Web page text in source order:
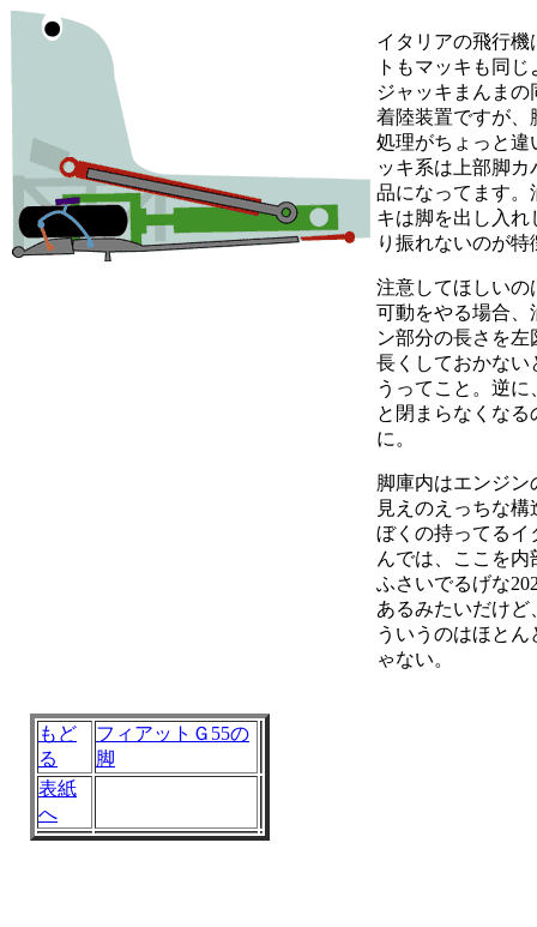
イタリアの飛行機
トもマッキも同
ジャッキまんまの
着陸装置ですが、
処理がちょっと違
ッキ系は上部脚カ
品になってます。
キは脚を出し入れ
り振れないのが特
注意してほしいの
可動をやる場合、
ン部分の長さを左
長くしておかない
うってこと。逆に
と閉まらなくなる
に。
脚庫内はエンジン
見えのえっちな構
ぼくの持ってるイ
んでは、ここを内
ふさいでるげな
あるみたいだけど
ういうのはほとん
ゃない。
もど
る
フィアットＧ55の
脚
表紙
へ